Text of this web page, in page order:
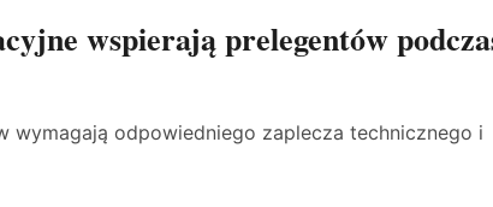
wspierają prelegentów
wymagają odpowiedniego zaplecza technicznego i